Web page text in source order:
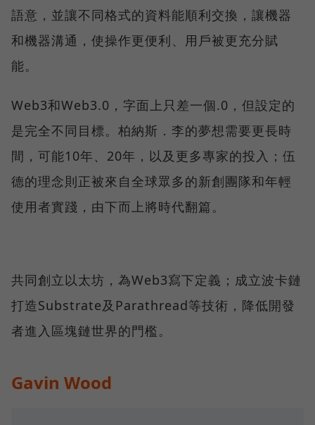
語意，並讓不同格式的資料能順利交換，讓機器
和機器溝通，使操作更便利、用戶被更充分賦
能。
Web3和Web3.0，字面上只差一個.0，但設定的
是完全不同目標。柏納斯．李的夢想需要更長時
間，可能10年、20年，以及更多專家的投入；伍
德的理念則正被來自全球眾多的新創團隊和年輕
使用者實踐，由下而上將時代翻篇。
共同創立以太坊，為Web3寫下定義；成立波卡鏈
打造Substrate及Parathread等技術，降低開發
者進入區塊鏈世界的門檻。
Gavin Wood